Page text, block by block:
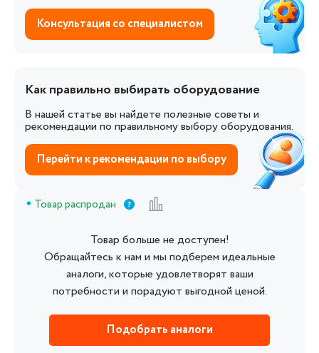
Консультация со специалистом
Как правильно выбирать оборудование
В нашей статье вы найдете полезные советы и
рекомендации по правильному выбору оборудования.
Перейти к рекомендации по выбору
Товар распродан
Товар больше не доступен!
Обращайтесь к нам и мы подберем идеальные
аналоги, которые удовлетворят ваши
потребности и порадуют выгодной ценой.
Подобрать аналоги